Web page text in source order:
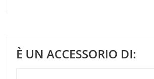
È UN ACCESSORIO DI: